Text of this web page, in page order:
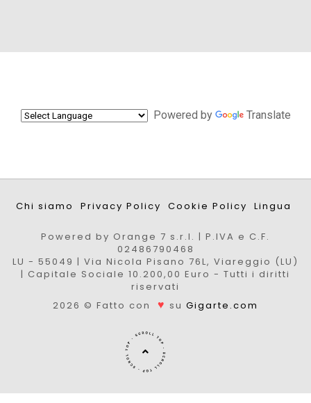
Powered by Translate
Chi siamo Privacy Policy Cookie Policy Lingua
Powered by Orange 7 s.r.l. | P.IVA e C.F.
02486790468
LU - 55049 | Via Nicola Pisano 76L, Viareggio (LU)
| Capitale Sociale 10.200,00 Euro - Tutti i diritti
riservati
2026 © Fatto con
♥ su Gigarte.com